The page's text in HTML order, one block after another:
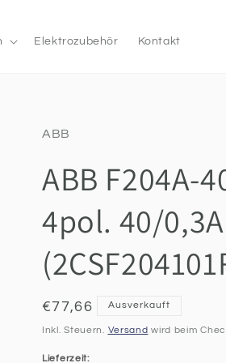
Elektrozubehör Kontakt
ABB
ABB F204A-
4pol. 40/
Normaler
Preis
€77,66 Ausverkauft
Inkl. Steuern. Versand wird beim
Lieferzeit: